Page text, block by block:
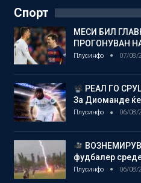
Спорт
МЕСИ БИЛ
ПРОГОНУВАН
Плусинфо 07/08/
РЕАЛ ГО
За Диоманде
Плусинфо 06/08/
фудбалер
Плусинфо 06/08/